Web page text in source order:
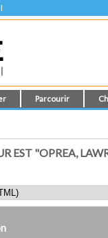
Parcourir
EST "OPREA,